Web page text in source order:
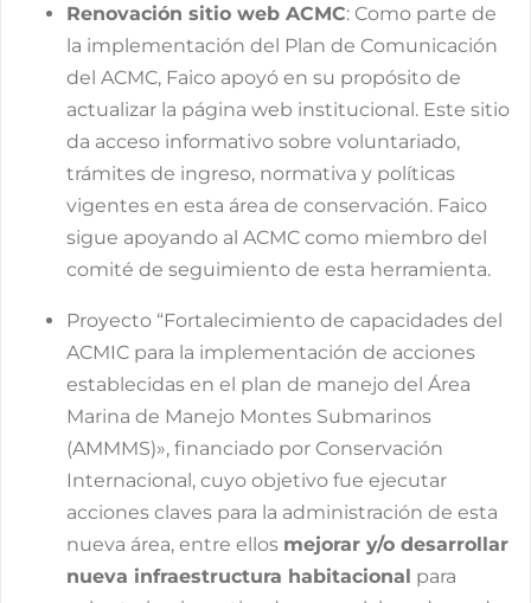
Renovación sitio web ACMC: Como parte de
la implementación del Plan de Comunicación
del ACMC, Faico apoyó en su propósito de
actualizar la página web institucional. Este sitio
da acceso informativo sobre voluntariado,
trámites de ingreso, normativa y políticas
vigentes en esta área de conservación. Faico
sigue apoyando al ACMC como miembro del
comité de seguimiento de esta herramienta.
Proyecto “Fortalecimiento de capacidades del
ACMIC para la implementación de acciones
establecidas en el plan de manejo del Área
Marina de Manejo Montes Submarinos
(AMMMS)», financiado por Conservación
Internacional, cuyo objetivo fue ejecutar
acciones claves para la administración de esta
nueva área, entre ellos mejorar y/o desarrollar
nueva infraestructura habitacional para